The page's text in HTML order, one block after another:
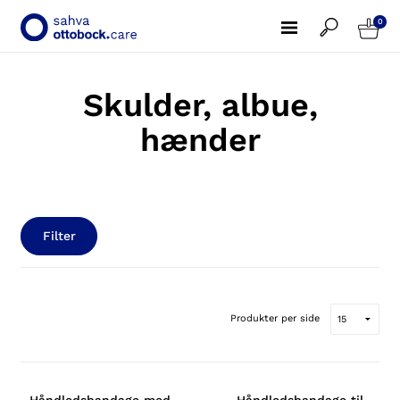
0
Skulder, albue,
hænder
Filter
Produkter per side